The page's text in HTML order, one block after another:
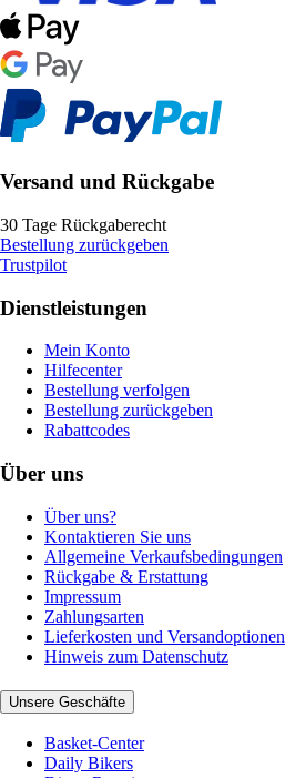
Versand und Rückgabe
30 Tage Rückgaberecht
Bestellung zurückgeben
Trustpilot
Dienstleistungen
Mein Konto
Hilfecenter
Bestellung verfolgen
Bestellung zurückgeben
Rabattcodes
Über uns
Über uns?
Kontaktieren Sie uns
Allgemeine Verkaufsbedingungen
Rückgabe & Erstattung
Impressum
Zahlungsarten
Lieferkosten und Versandoptionen
Hinweis zum Datenschutz
Unsere Geschäfte
Basket-Center
Daily Bikers